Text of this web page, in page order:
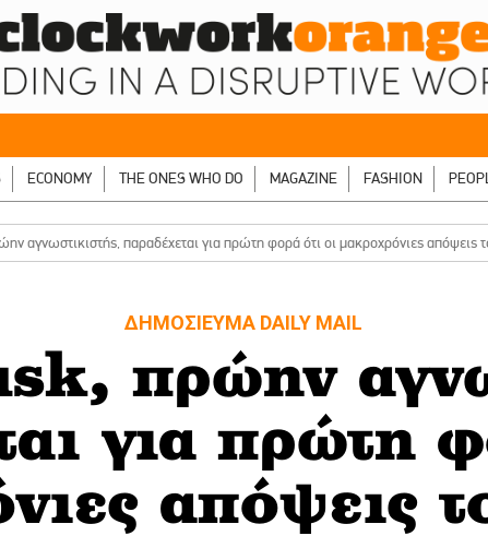
ECONOMY THE ONES WHO DO MAGAZINE FASHION
αγνωστικιστής, παραδέχεται για πρώτη φορά ότι οι μακροχρόνιες απόψεις
ΔΗΜΟΣΙΕΥΜΑ DAILY MAIL
πρώην
για πρώτη
απόψεις